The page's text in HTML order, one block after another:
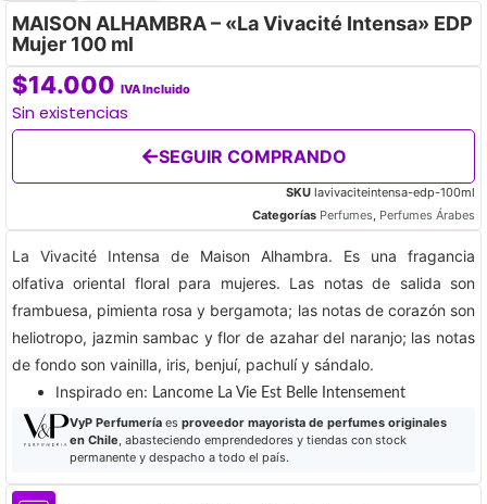
MAISON ALHAMBRA – «La Vivacité Intensa» EDP
Mujer 100 ml
$14.000 IVA Incluido
Sin existencias
SEGUIR COMPRANDO
SKU lavivaciteintensa-edp-100ml
Categorías Perfumes, Perfumes Árabes
La Vivacité Intensa de Maison Alhambra. Es una fragancia
olfativa oriental floral para mujeres. Las notas de salida son
frambuesa, pimienta rosa y bergamota; las notas de corazón son
heliotropo, jazmin sambac y flor de azahar del naranjo; las notas
de fondo son vainilla, iris, benjuí, pachulí y sándalo.
​Inspirado en: Lancome La Vie Est Belle Intensement
VyP Perfumeríaes proveedor mayorista de perfumes originales
en Chile, abasteciendo emprendedores y tiendas con stock
permanente y despacho a todo el país.